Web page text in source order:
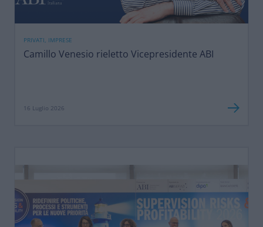
PRIVATI, IMPRESE
Camillo Venesio rieletto Vicepresidente ABI
16 Luglio 2026